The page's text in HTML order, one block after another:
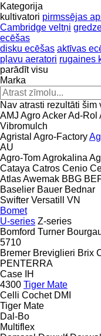
Kategorija
kultivatori pirmssējas
Cambridge veltņi
ecēšas
disku ecēšas aktīvas
pļavu aeratori rugaines
parādīt visu
Marka
Nav atrasti rezultāti šim
AMJ AgroAckerAd-Rol
Vibromulch
Agristal Agro-Factory
AU
Agro-TomAgrokalina
Cataya Catros Cenio
AtlasAwemak BBG
Baselier Bauer Bednar
Swifter Versatill VN
Bomet
U-series Z-series
Bomford Turner
5710
Bremer Breviglieri Brix
PENTERRA
Case IH
4300 Tiger Mate
Celli Cochet DMI
Tiger Mate
Dal-Bo
Multiflex